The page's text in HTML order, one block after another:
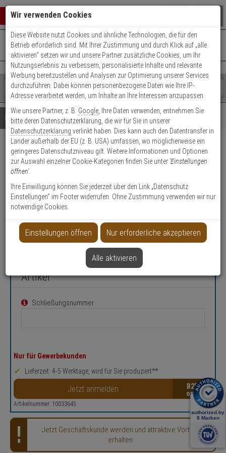
Warenkorb schließen
0 ARTIKEL IM WARENKORB
Ihr Warenkorb ist momentan leer.
Ergebnisse ()
Fertig
Shop
durchsuchen
Bitte
geben
Sie
mindestens
Zeichen
ein,
um
Suche
Es
wurde
noch
Kategorien
Suche
gestartet
+49 (0)821 899 493-0Mo. - Do.: 8:00 - 16:30 | Fr.: 8:00 - 14:00 Uhr
Kontaktservice nutzen
Details Beratung
Ersatzschlüssel für ABUS
TITALIUM 90RK/50
Ersatzschlüssel Vorhangschloss - Modell: Titalium 90RK/50,
Titalium
Datenblatt drucken
Konfigurieren Sie Ihren persönlichen
Artikel
Schließungsnummer
Nur für Gewerbekunden
Lieferzeit: 4-5 Werktage, wird für Sie produziert**
Jetzt anmelden B2B
Artikelnummer: 10033645
Jetzt Geschäftskunde werden und attraktive Vorteile
erhalten.
Wir verwenden Cookies
Diese Website nutzt Cookies und ähnliche Technologien, die für den
Betrieb erforderlich sind. Mit Ihrer Zustimmung und durch Klick auf „alle
aktivieren“ setzen wir und unsere Partner zusätzliche Cookies, um Ihr
Nutzungserlebnis zu verbessern, personalisierte Inhalte und relevante
Werbung bereitzustellen und Analysen zur Optimierung unserer Services
durchzuführen. Dabei können personenbezogene Daten wie Ihre IP-
Adresse verarbeitet werden, um Inhalte an Ihre Interessen anzupassen.
Wie unsere Partner, z. B. Google , Ihre Daten verwenden, entnehmen Sie
bitte deren Datenschutzerklärung, die wir für Sie in unserer
Datenschutzerklärung verlinkt haben. Dies kann auch den Datentransfer in
Länder außerhalb der EU (z. B. USA) umfassen, wo möglicherweise ein
geringeres Datenschutzniveau gilt. Weitere Informationen und Optionen
zur Auswahl einzelner Cookie-Kategorien finden Sie unter 'Einstellungen
öffnen'.
Ihre Einwilligung können Sie jederzeit über den Link „Datenschutz
Einstellungen“ im Footer widerrufen. Ohne Zustimmung verwenden wir nur
notwendige Cookies.
Einstellungen öffnen Nur erforderliche akzeptieren
Alle aktivieren